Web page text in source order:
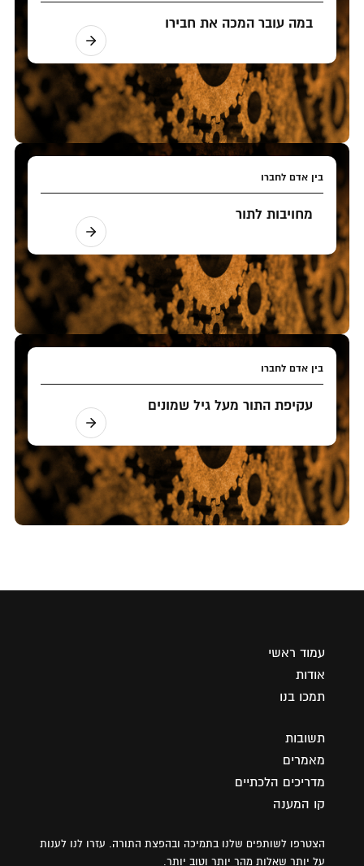
במה עובר המכה את חבירו
בין אדם לחברו
מחויבות לתור
בין אדם לחברו
עקיפת התור מעל גיל שמונים
עמוד ראשי
אודות
תמכו בנו
תשובות
מאמרים
מדריכים הלכתיים
קו המענה
הצטרפו לשותפים שלנו בתמיכה ובהפצת התורה. עזרו לנו לענות
על יותר שאלות מהר יותר וטוב יותר.